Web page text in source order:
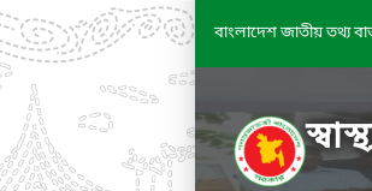
বাংলাদেশ জাতীয় তথ্য